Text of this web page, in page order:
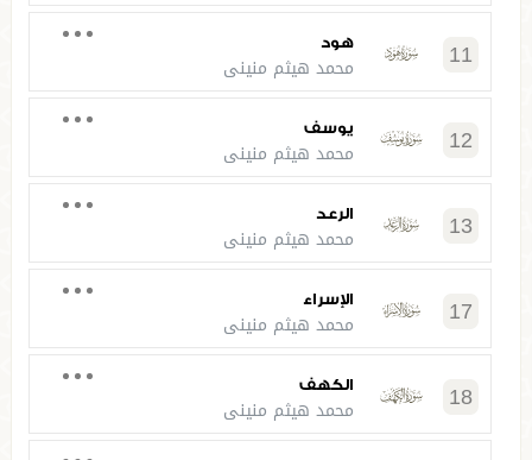
11 هود
محمد هيثم منيني
12 يوسف
محمد هيثم منيني
13 الرعد
محمد هيثم منيني
17 الإسراء
محمد هيثم منيني
18 الكهف
محمد هيثم منيني